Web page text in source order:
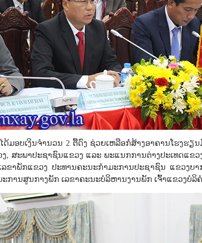
ດ້ມອບເງິນຈຳນວນ 2 ຕື້ດົງ ຊ່ວຍເຫລືອກໍ່ສ້າງອາຄານໂຮງຮຽ
, ສະພາປະຊາຊົນແຂວງ ແລະ ພະແນກການຕ່າງປະເທດແຂ
ຂາພັກແຂວງ ປະທານຄະນະກໍາມະການປະຊາຊົນ ແຂວງບ
ການສູນກາງພັກ ເລຂາຄະນະບໍລິຫານງານພັກ ເຈົ້າແຂວງບໍລິ